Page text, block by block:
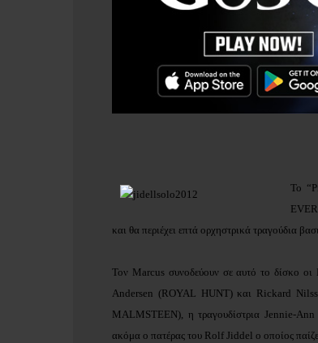
Το
και θα περιέχει επτά ορχηστρικά τραγούδια
Τον Marcus συνοδεύουν σε αυτό το δίσκο οι
Andersen (ROYAL HUNT) και Rickard
MALMSTEEN), η τραγουδίστρια Jennie-
ακόμα ο πατέρας του Rolf Jiddel ο οποίος